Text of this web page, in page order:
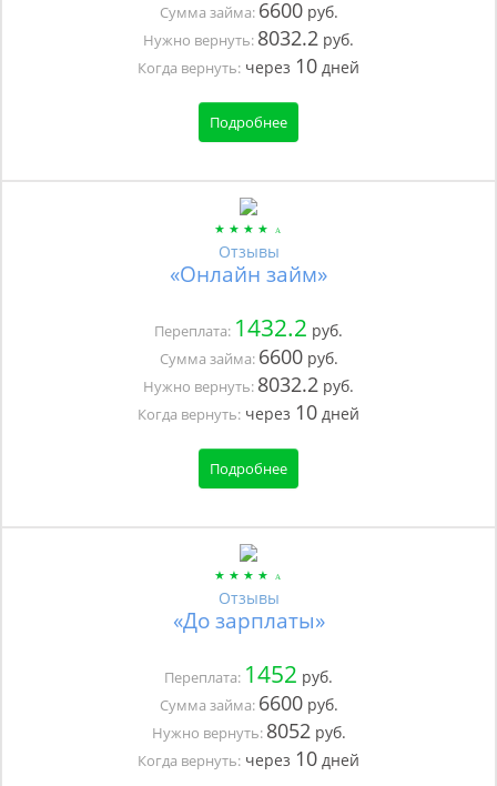
Сумма займа: 6600руб.
Нужно вернуть: 8032.2 руб.
Когда вернуть: через 10 дней
Подробнее
Отзывы
«Онлайн займ»
Переплата: 1432.2 руб.
Сумма займа: 6600руб.
Нужно вернуть: 8032.2 руб.
Когда вернуть: через 10 дней
Подробнее
Отзывы
«До зарплаты»
Переплата: 1452 руб.
Сумма займа: 6600руб.
Нужно вернуть: 8052руб.
Когда вернуть: через 10 дней